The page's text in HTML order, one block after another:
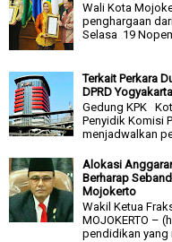
Wali Kota
penghargaan
Selasa 19
Terkait Perkara
DPRD Yogyakarta
Gedung KPK
Penyidik Komisi
menjadwalkan
Alokasi
Berharap
Mojokerto
Wakil Ketua
MOJOKERTO –
pendidikan yang